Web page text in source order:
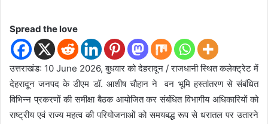
Spread the love
उत्तराखंड: 10 June 2026, बुधवार को देहरादून / राजधानी स्थित कलेक्ट्रेट में
देहरादून जनपद के डीएम डॉ. आशीष चौहान ने वन भूमि हस्तांतरण से संबंधित
विभिन्न प्रकरणों की समीक्षा बैठक आयोजित कर संबंधित विभागीय अधिकारियों को
राष्ट्रीय एवं राज्य महत्व की परियोजनाओं को समयबद्ध रूप से धरातल पर उतारने